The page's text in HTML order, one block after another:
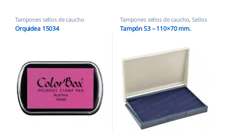
Tampones sellos de caucho
Orquidea 15034
Tampones sellos de caucho,Sellos
empresas
Tampón S3 – 110×70 mm.